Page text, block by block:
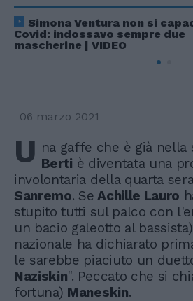
Simona Ventura non si
Covid: indossavo sempre due
mascherine | VIDEO
06 marzo 2021
U na gaffe che è già nella
Berti è diventata una
involontaria della quarta
Sanremo. Se Achille Lauro
stupito tutti sul palco con
un bacio galeotto al
nazionale ha dichiarato
le sarebbe piaciuto un
Naziskin". Peccato che si
fortuna) Maneskin.